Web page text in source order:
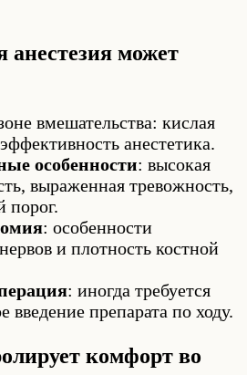
анестезия может
вмешательства: кислая
анестетика.
особенности: высокая
выраженная тревожность,
порог.
: особенности
и плотность костной
: иногда требуется
введение препарата по ходу.
комфорт во